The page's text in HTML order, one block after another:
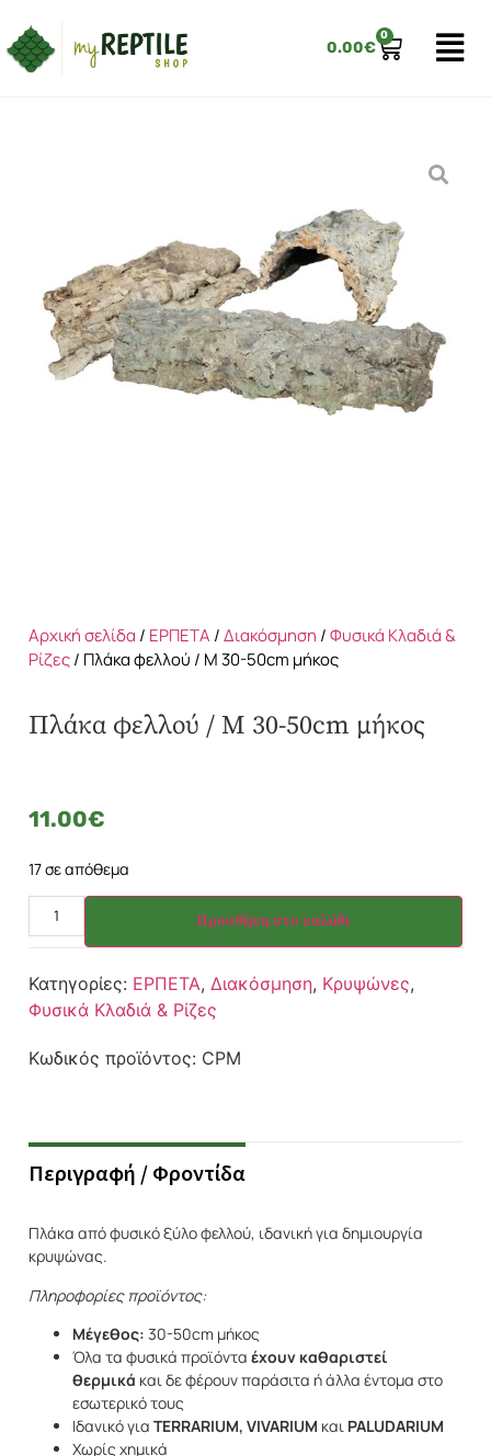
0.00€
0
Αρχική σελίδα / ΕΡΠΕΤΑ /Διακόσμηση /Φυσικά Κλαδιά &
Ρίζες/ Πλάκα φελλού / M 30-50cm μήκος
Πλάκα φελλού / M 30-50cm μήκος
11.00€
17 σε απόθεμα
Προσθήκη στο καλάθι
Κατηγορίες: ΕΡΠΕΤΑ, Διακόσμηση, Κρυψώνες,
Φυσικά Κλαδιά & Ρίζες
Κωδικός προϊόντος: CPM
Περιγραφή / Φροντίδα
Πλάκα από φυσικό ξύλο φελλού, ιδανική για δημιουργία
κρυψώνας.
Πληροφορίεςπροϊόντος:
Μέγεθος: 30-50cm μήκος
Όλα τα φυσικά προϊόντα έχουν καθαριστεί
θερμικά και δε φέρουν παράσιτα ή άλλα έντομα στο
εσωτερικό τους
Ιδανικό για TERRARIUM, VIVARIUM και PALUDARIUM
Χωρίς χημικά